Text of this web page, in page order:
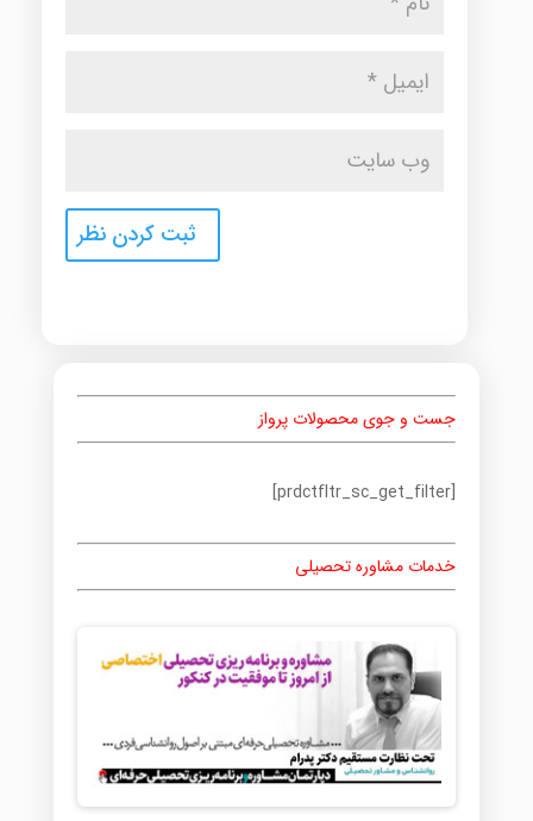
جست و جوی محصولات پرواز
[prdctfltr_sc_get_filter]
خدمات مشاوره تحصیلی